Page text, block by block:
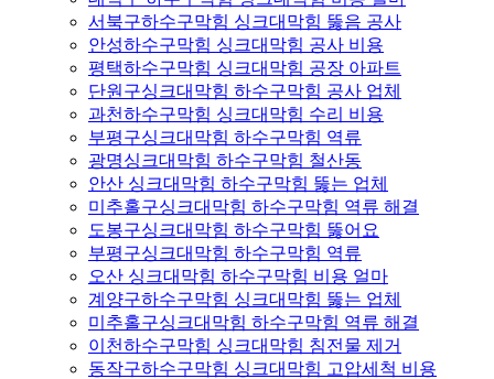
서북구하수구막힘 싱크대막힘 뚫음 공사
안성하수구막힘 싱크대막힘 공사 비용
평택하수구막힘 싱크대막힘 공장 아파트
단원구싱크대막힘 하수구막힘 공사 업체
과천하수구막힘 싱크대막힘 수리 비용
부평구싱크대막힘 하수구막힘 역류
광명싱크대막힘 하수구막힘 철산동
안산 싱크대막힘 하수구막힘 뚫는 업체
미추홀구싱크대막힘 하수구막힘 역류 해결
도봉구싱크대막힘 하수구막힘 뚫어요
부평구싱크대막힘 하수구막힘 역류
오산 싱크대막힘 하수구막힘 비용 얼마
계양구하수구막힘 싱크대막힘 뚫는 업체
미추홀구싱크대막힘 하수구막힘 역류 해결
이천하수구막힘 싱크대막힘 침전물 제거
동작구하수구막힘 싱크대막힘 고압세척 비용